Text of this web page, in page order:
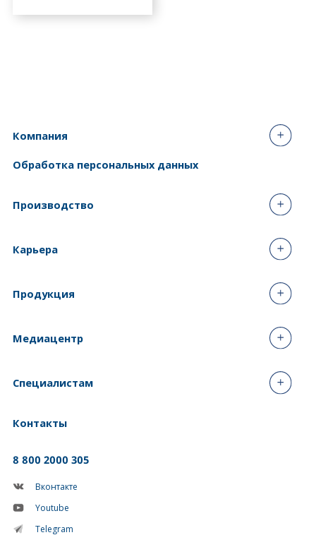
Компания
Обработка персональных данных
Производство
Карьера
8 800 2000 305
Вконтакте
Youtube
Telegram
Продукция
Медиацентр
Специалистам
Контакты